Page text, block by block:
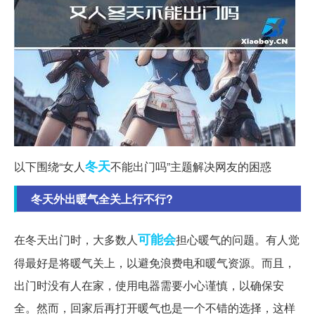
以下围绕“女人冬天不能出门吗”主题解决网友的困惑
冬天外出暖气全关上行不行?
在冬天出门时，大多数人可能会担心暖气的问题。有人觉
得最好是将暖气关上，以避免浪费电和暖气资源。而且，
出门时没有人在家，使用电器需要小心谨慎，以确保安
全。然而，回家后再打开暖气也是一个不错的选择，这样